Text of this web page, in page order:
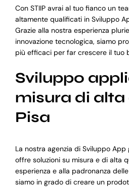
Con STIIP avrai al tuo fianco un
altamente qualificati in Sviluppo
Grazie alla nostra esperienza
innovazione tecnologica, siamo
più efficaci per far crescere il tuo
Sviluppo
misura di
Pisa
La nostra agenzia di Sviluppo App
offre soluzioni su misura e di alta
esperienza e alla padronanza
siamo in grado di creare un